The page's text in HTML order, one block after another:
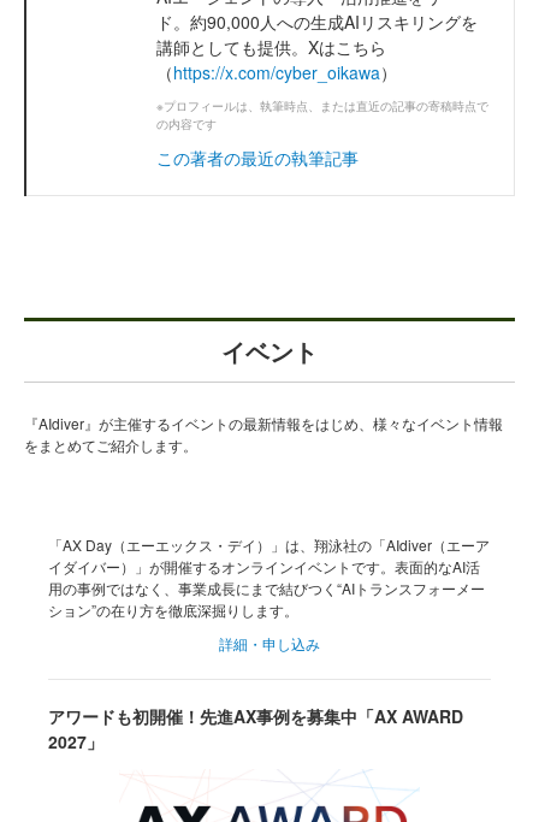
ド。約90,000人への生成AIリスキリングを
講師としても提供。Xはこちら
（https://x.com/cyber_oikawa）
※プロフィールは、執筆時点、または直近の記事の寄稿時点で
の内容です
この著者の最近の執筆記事
イベント
『AIdiver』が主催するイベントの最新情報をはじめ、様々なイベント情報
をまとめてご紹介します。
「AX Day（エーエックス・デイ）」は、翔泳社の「AIdiver（エーア
イダイバー）」が開催するオンラインイベントです。表面的なAI活
用の事例ではなく、事業成長にまで結びつく“AIトランスフォーメー
ション”の在り方を徹底深掘りします。
詳細・申し込み
アワードも初開催！先進AX事例を募集中「AX AWARD
2027」